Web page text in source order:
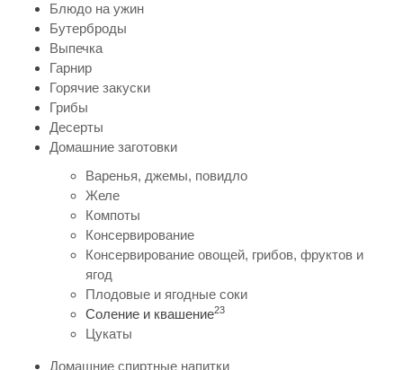
Блюдо на ужин
Бутерброды
Выпечка
Гарнир
Горячие закуски
Грибы
Десерты
Домашние заготовки
Варенья, джемы, повидло
Желе
Компоты
Консервирование
Консервирование овощей, грибов, фруктов и
ягод
Плодовые и ягодные соки
Соление и квашение23
Цукаты
Домашние спиртные напитки